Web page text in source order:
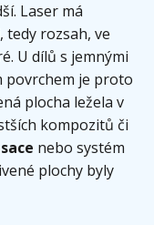
Laser má
rozsah, ve
U dílů s jemnými
je proto
plocha ležela v
kompozitů či
nebo systém
plochy byly